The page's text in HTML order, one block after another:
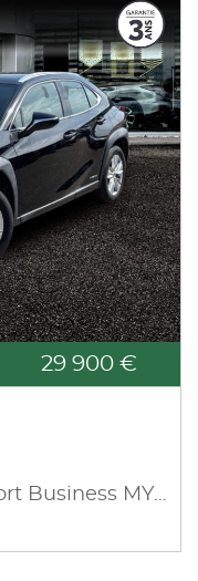
29 900 €
I Ph1 250h 2WD Pack Confort Business MY21